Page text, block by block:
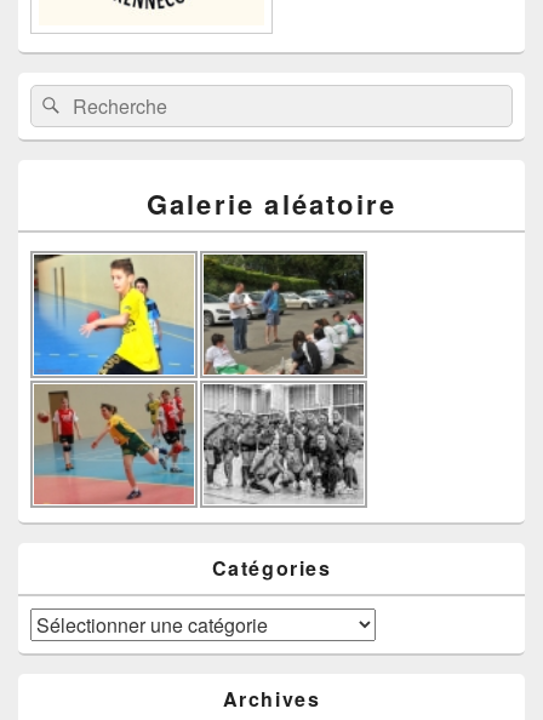
Recherche :Rechercher
Galerie aléatoire
Catégories
Catégories
Archives